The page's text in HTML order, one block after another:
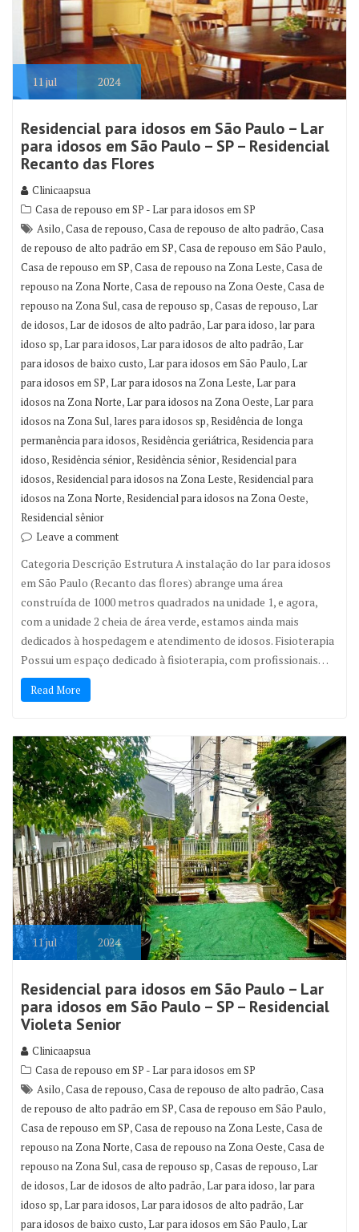
11jul 2024
Residencial para idosos em São Paulo – Lar
para idosos em São Paulo – SP – Residencial
Recanto das Flores
Clinicaapsua
Casa de repouso em SP - Lar para idosos em SP
Asilo,Casa de repouso,Casa de repouso de alto padrão,Casa
de repouso de alto padrão em SP,Casa de repouso em São Paulo,
Casa de repouso em SP,Casa de repouso na Zona Leste,Casa de
repouso na Zona Norte,Casa de repouso na Zona Oeste,Casa de
repouso na Zona Sul,casa de repouso sp,Casas de repouso,Lar
de idosos,Lar de idosos de alto padrão,Lar para idoso, lar para
idoso sp,Lar para idosos,Lar para idosos de alto padrão,Lar
para idosos de baixo custo,Lar para idosos em São Paulo,Lar
para idosos em SP,Lar para idosos na Zona Leste,Lar para
idosos na Zona Norte,Lar para idosos na Zona Oeste,Lar para
idosos na Zona Sul, lares para idosos sp,Residência de longa
permanência para idosos,Residência geriátrica,Residencia para
idoso,Residência sénior,Residência sênior,Residencial para
idosos,Residencial para idosos na Zona Leste,Residencial para
idosos na Zona Norte,Residencial para idosos na Zona Oeste,
Residencial sênior
Leave a comment
Categoria Descrição Estrutura A instalação do lar para idosos
em São Paulo (Recanto das flores) abrange uma área
construída de 1000 metros quadrados na unidade 1, e agora,
com a unidade 2 cheia de área verde, estamos ainda mais
dedicados à hospedagem e atendimento de idosos. Fisioterapia
Possui um espaço dedicado à fisioterapia, com profissionais…
Read More
11jul 2024
Residencial para idosos em São Paulo – Lar
para idosos em São Paulo – SP – Residencial
Violeta Senior
Clinicaapsua
Casa de repouso em SP - Lar para idosos em SP
Asilo,Casa de repouso,Casa de repouso de alto padrão,Casa
de repouso de alto padrão em SP,Casa de repouso em São Paulo,
Casa de repouso em SP,Casa de repouso na Zona Leste,Casa de
repouso na Zona Norte,Casa de repouso na Zona Oeste,Casa de
repouso na Zona Sul,casa de repouso sp,Casas de repouso,Lar
de idosos,Lar de idosos de alto padrão,Lar para idoso, lar para
idoso sp,Lar para idosos,Lar para idosos de alto padrão,Lar
para idosos de baixo custo,Lar para idosos em São Paulo,Lar